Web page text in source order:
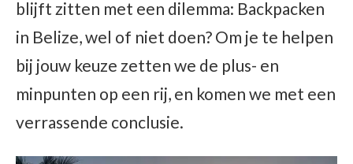
blijft zitten met een dilemma: Backpacken
in Belize, wel of niet doen? Om je te helpen
bij jouw keuze zetten we de plus- en
minpunten op een rij, en komen we met een
verrassende conclusie.